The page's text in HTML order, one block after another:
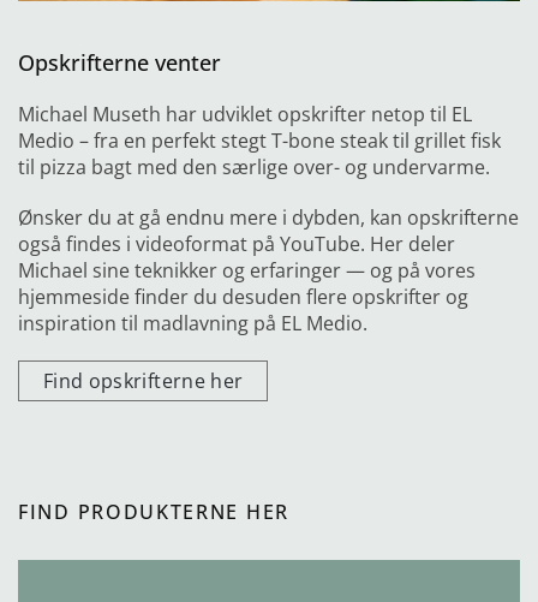
Opskrifterne venter
Michael Museth har udviklet opskrifter netop til EL
Medio – fra en perfekt stegt T-bone steak til grillet fisk
til pizza bagt med den særlige over- og undervarme.
Ønsker du at gå endnu mere i dybden, kan opskrifterne
også findes i videoformat på YouTube. Her deler
Michael sine teknikker og erfaringer — og på vores
hjemmeside finder du desuden flere opskrifter og
inspiration til madlavning på EL Medio.
Find opskrifterne her
FIND PRODUKTERNE HER